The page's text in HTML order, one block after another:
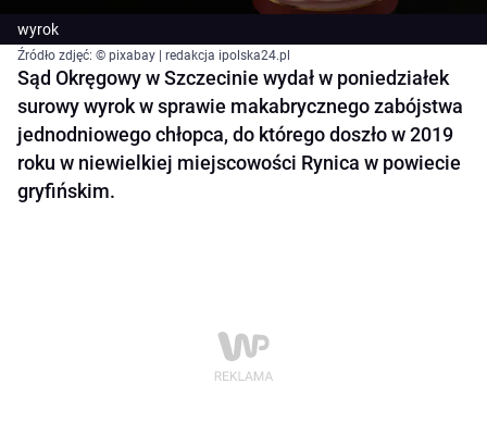
wyrok
Źródło zdjęć: © pixabay | redakcja ipolska24.pl
Sąd Okręgowy w Szczecinie wydał w poniedziałek
surowy wyrok w sprawie makabrycznego zabójstwa
jednodniowego chłopca, do którego doszło w 2019
roku w niewielkiej miejscowości Rynica w powiecie
gryfińskim.